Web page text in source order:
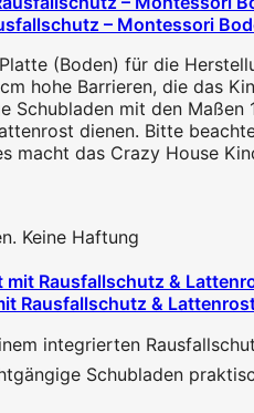
– Montessori
(Boden) für die
hohe Barrieren, die das
mit den
dienen. Bitte
macht das Crazy House
Keine Haftung
Rausfallschutz &
integrierten
Schubladen